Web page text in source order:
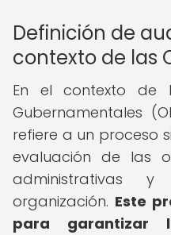
Definición de
contexto de las
En el contexto de
Gubernamentales
refiere a un proceso
evaluación de las
administrativas
organización. Este
para garantizar